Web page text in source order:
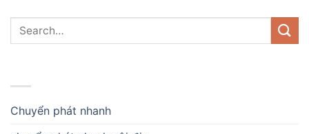
Chuyển phát nhanh